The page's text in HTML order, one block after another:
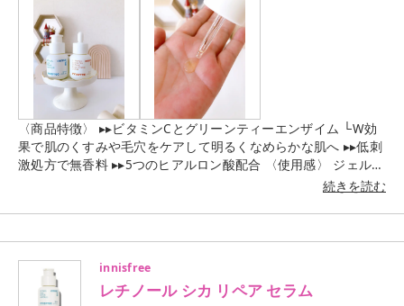
〈商品特徴〉 ▸▸ビタミンCとグリーンティーエンザイム └W効
果で肌のくすみや毛穴をケアして明るくなめらかな肌へ ▸▸低刺
激処方で無香料 ▸▸5つのヒアルロン酸配合 〈使用感〉 ジェル状
の美容液がとろけるように肌にべたつかずスッと肌に馴染むし
り爽やかな気持ちになるよ🍋 香りは早く消えるので気になりま
✨ おすすめです。
続きを読む
innisfree
レチノール シカ リペア セラム